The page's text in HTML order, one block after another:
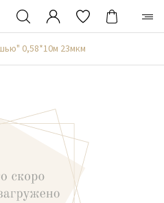
0,58*10м 23мкм